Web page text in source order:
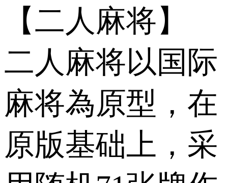
【二人麻将】
二人麻将以国际
麻将為原型，在
原版基础上，采